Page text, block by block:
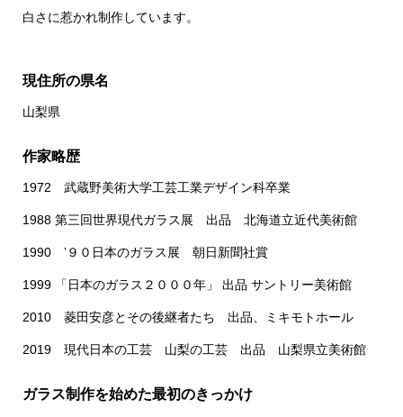
白さに惹かれ制作しています。
現住所の県名
山梨県
作家略歴
1972 武蔵野美術大学工芸工業デザイン科卒業
1988 第三回世界現代ガラス展 出品 北海道立近代美術館
1990 ’９０日本のガラス展 朝日新聞社賞
1999 「日本のガラス２０００年」 出品 サントリー美術館
2010 菱田安彦とその後継者たち 出品、ミキモトホール
2019 現代日本の工芸 山梨の工芸 出品 山梨県立美術館
ガラス制作を始めた最初のきっかけ